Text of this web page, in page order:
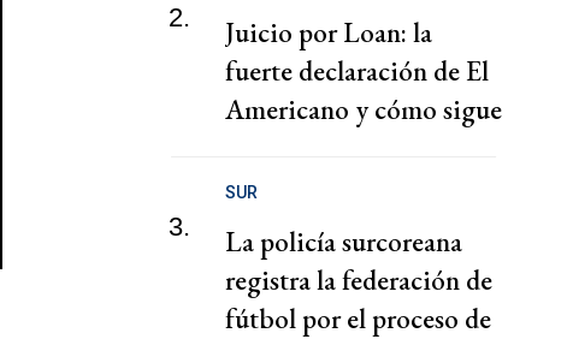
2.
Juicio por Loan: la
fuerte declaración de El
Americano y cómo sigue
3.
SUR
La policía surcoreana
registra la federación de
fútbol por el proceso de